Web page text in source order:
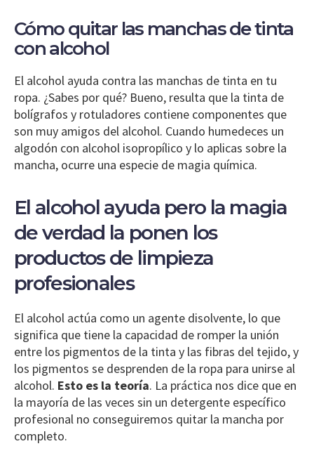
Cómo quitar las manchas de tinta
con alcohol
El alcohol ayuda contra las manchas de tinta en tu
ropa. ¿Sabes por qué? Bueno, resulta que la tinta de
bolígrafos y rotuladores contiene componentes que
son muy amigos del alcohol. Cuando humedeces un
algodón con alcohol isopropílico y lo aplicas sobre la
mancha, ocurre una especie de magia química.
El alcohol ayuda pero la magia
de verdad la ponen los
productos de limpieza
profesionales
El alcohol actúa como un agente disolvente, lo que
significa que tiene la capacidad de romper la unión
entre los pigmentos de la tinta y las fibras del tejido, y
los pigmentos se desprenden de la ropa para unirse al
alcohol. Esto es la teoría. La práctica nos dice que en
la mayoría de las veces sin un detergente específico
profesional no conseguiremos quitar la mancha por
completo.